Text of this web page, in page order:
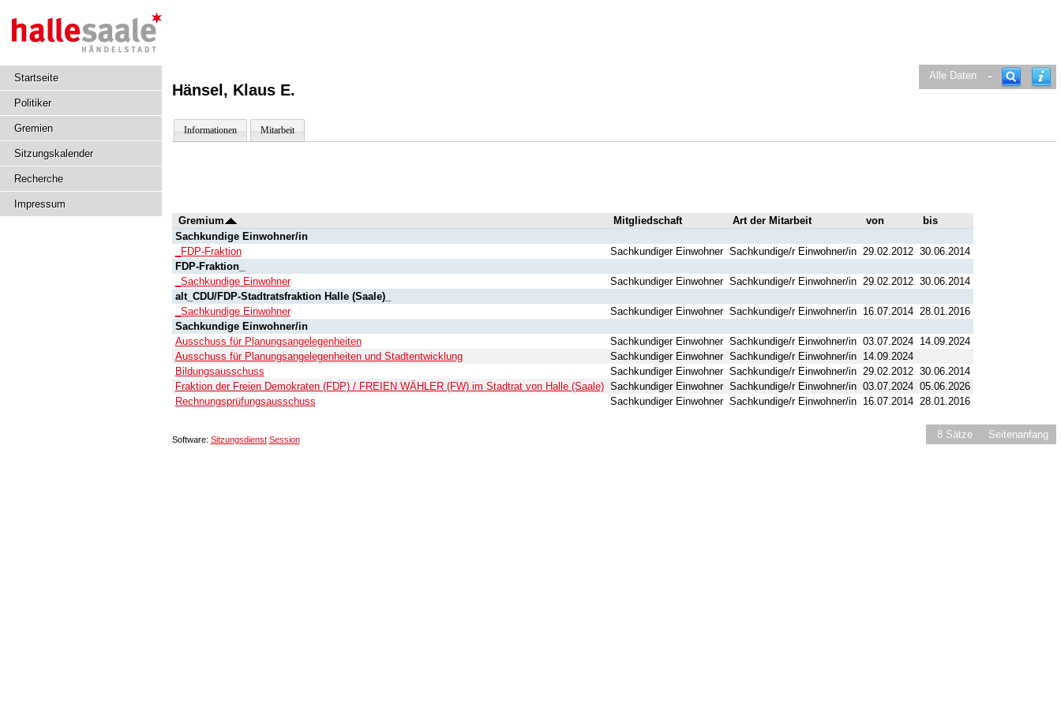
Startseite
Politiker
Gremien
Sitzungskalender
Recherche
Impressum
Alle Daten
Hänsel, Klaus E.
Informationen Mitarbeit
Gremium Mitgliedschaft Art der Mitarbeit von
bis
Sachkundige Einwohner/in
_FDP-Fraktion
Sachkundiger Einwohner Sachkundige/r Einwohner/in 29.02.2012 30.06.2014
FDP-Fraktion_
_Sachkundige Einwohner
Sachkundiger Einwohner Sachkundige/r Einwohner/in 29.02.2012 30.06.2014
alt_CDU/FDP-Stadtratsfraktion Halle (Saale)_
_Sachkundige Einwohner
Sachkundiger Einwohner Sachkundige/r Einwohner/in 16.07.2014 28.01.2016
Sachkundige Einwohner/in
Ausschuss für Planungsangelegenheiten
Sachkundiger Einwohner Sachkundige/r Einwohner/in 03.07.2024
14.09.2024
Ausschuss für Planungsangelegenheiten und Stadtentwicklung
Sachkundiger Einwohner Sachkundige/r Einwohner/in
14.09.2024
Bildungsausschuss
Sachkundiger Einwohner Sachkundige/r Einwohner/in 29.02.2012 30.06.2014
Fraktion der Freien Demokraten (FDP) / FREIEN WÄHLER (FW) im Stadtrat von Halle (Saale) Sachkundiger Einwohner Sachkundige/r Einwohner/in 03.07.2024 05.06.2026
Rechnungsprüfungsausschuss
Sachkundiger Einwohner Sachkundige/r Einwohner/in 16.07.2014 28.01.2016
8 Sätze Seitenanfang
Software: Sitzungsdienst Session